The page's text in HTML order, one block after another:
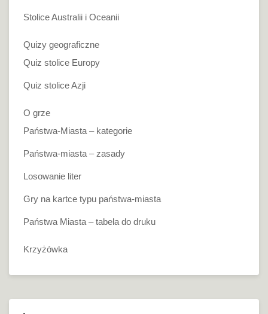
Stolice Australii i Oceanii
Quizy geograficzne
Quiz stolice Europy
Quiz stolice Azji
O grze
Państwa-Miasta – kategorie
Państwa-miasta – zasady
Losowanie liter
Gry na kartce typu państwa-miasta
Państwa Miasta – tabela do druku
Krzyżówka